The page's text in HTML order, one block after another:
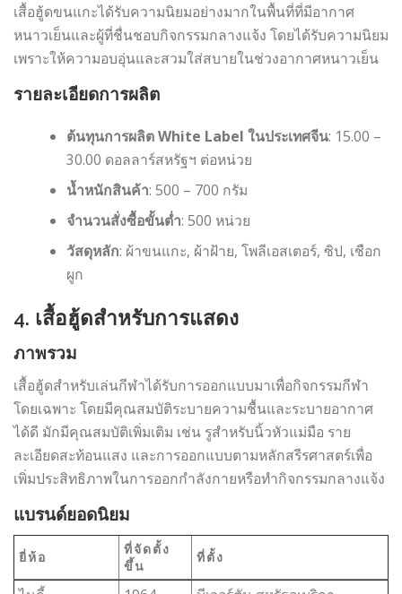
เสื้อฮู้ดขนแกะได้รับความนิยมอย่างมากในพื้นที่ที่มีอากาศ
หนาวเย็นและผู้ที่ชื่นชอบกิจกรรมกลางแจ้ง โดยได้รับความนิยม
เพราะให้ความอบอุ่นและสวมใส่สบายในช่วงอากาศหนาวเย็น
รายละเอียดการผลิต
ต้นทุนการผลิต White Label ในประเทศจีน: 15.00 –
30.00 ดอลลาร์สหรัฐฯ ต่อหน่วย
น้ำหนักสินค้า: 500 – 700 กรัม
จำนวนสั่งซื้อขั้นต่ำ: 500 หน่วย
วัสดุหลัก: ผ้าขนแกะ, ผ้าฝ้าย, โพลีเอสเตอร์, ซิป, เชือก
ผูก
4. เสื้อฮู้ดสำหรับการแสดง
ภาพรวม
เสื้อฮู้ดสำหรับเล่นกีฬาได้รับการออกแบบมาเพื่อกิจกรรมกีฬา
โดยเฉพาะ โดยมีคุณสมบัติระบายความชื้นและระบายอากาศ
ได้ดี มักมีคุณสมบัติเพิ่มเติม เช่น รูสำหรับนิ้วหัวแม่มือ ราย
ละเอียดสะท้อนแสง และการออกแบบตามหลักสรีรศาสตร์เพื่อ
เพิ่มประสิทธิภาพในการออกกำลังกายหรือทำกิจกรรมกลางแจ้ง
แบรนด์ยอดนิยม
ยี่ห้อ
ที่จัดตั้ง
ขึ้น
ที่ตั้ง